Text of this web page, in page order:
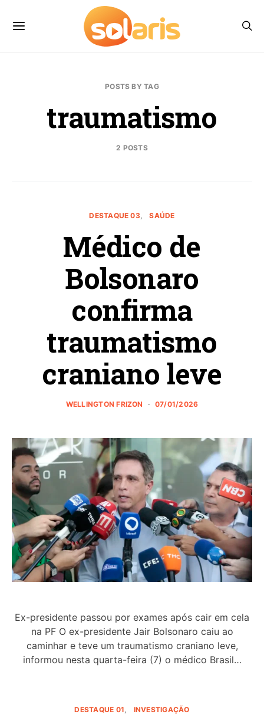
POSTS BY TAG
traumatismo
2 POSTS
DESTAQUE 03 SAÚDE
Médico de
Bolsonaro
confirma
traumatismo
craniano leve
WELLINGTON FRIZON 07/01/2026
Ex-presidente passou por exames após cair em cela
na PF O ex-presidente Jair Bolsonaro caiu ao
caminhar e teve um traumatismo craniano leve,
informou nesta quarta-feira (7) o médico Brasil…
DESTAQUE 01 INVESTIGAÇÃO